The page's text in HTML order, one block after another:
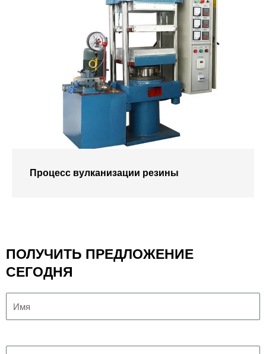
Процесс вулканизации резины
ПОЛУЧИТЬ ПРЕДЛОЖЕНИЕ
СЕГОДНЯ